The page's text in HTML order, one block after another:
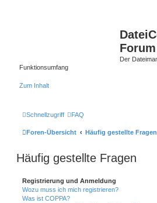
Forum
Der
Funktionsumfang
Zum Inhalt
Schnellzugriff FAQ
Foren-Übersicht Häufig gestellte Fragen
Häufig gestellte Fragen
Registrierung und Anmeldung
Wozu muss ich mich registrieren?
Was ist COPPA?